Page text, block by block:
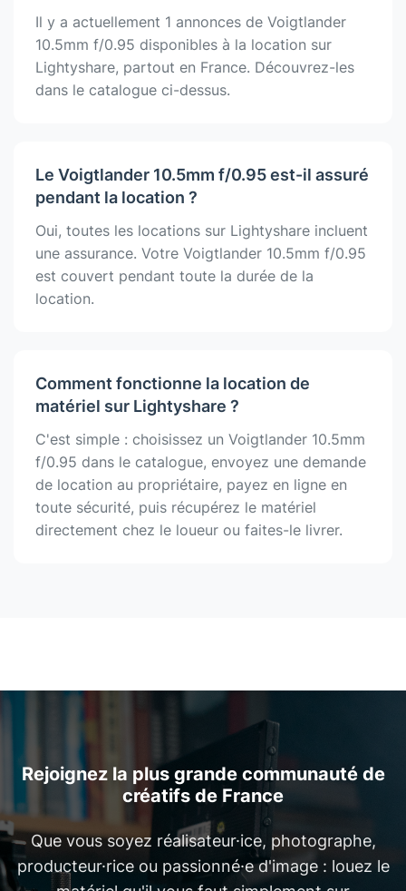
Il y a actuellement 1 annonces de Voigtlander
10.5mm f/0.95 disponibles à la location sur
Lightyshare, partout en France. Découvrez-les
dans le catalogue ci-dessus.
Le Voigtlander 10.5mm f/0.95 est-il assuré
pendant la location ?
Oui, toutes les locations sur Lightyshare incluent
une assurance. Votre Voigtlander 10.5mm f/0.95
est couvert pendant toute la durée de la
location.
Comment fonctionne la location de
matériel sur Lightyshare ?
C'est simple : choisissez un Voigtlander 10.5mm
f/0.95 dans le catalogue, envoyez une demande
de location au propriétaire, payez en ligne en
toute sécurité, puis récupérez le matériel
directement chez le loueur ou faites-le livrer.
Rejoignez la plus grande communauté de
créatifs de France
Que vous soyez réalisateur·ice, photographe,
producteur·rice ou passionné·e d'image : louez le